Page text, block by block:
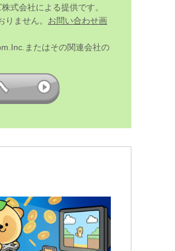
式会社による提供です。
ません。 お問い合わせ画
またはその関連会社の